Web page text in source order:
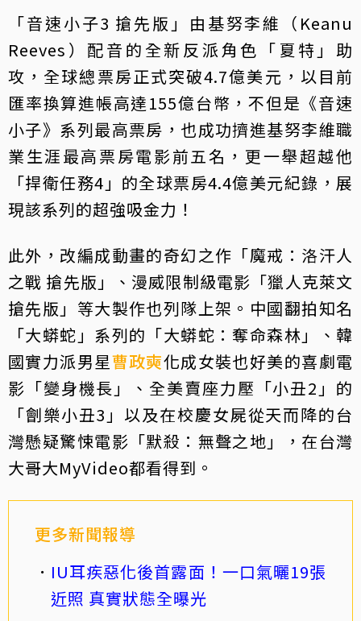
「音速小子3 搶先版」由基努李維（Keanu
Reeves）配音的全新反派角色「夏特」助
攻，全球總票房正式突破4.7億美元，以目前
匯率換算進帳高達155億台幣，不但是《音速
小子》系列最高票房，也成功擠進基努李維職
業生涯最高票房電影前五名，更一舉超越他
「捍衛任務4」的全球票房4.4億美元紀錄，展
現該系列的超強吸金力！
此外，改編成動畫的奇幻之作「魔戒：洛汗人
之戰 搶先版」、漫威限制級電影「獵人克萊文
搶先版」等大製作也列隊上架。中國翻拍知名
「大蟒蛇」系列的「大蟒蛇：奪命森林」、韓
國實力派男星曹政奭化成女裝也好美的喜劇電
影「變身機長」、全美賣座力壓「小丑2」的
「劊樂小丑3」以及在校慶女屍從天而降的台
灣懸疑驚悚電影「默殺：無聲之地」，在台灣
大哥大MyVideo都看得到。
更多新聞報導
IU耳疾惡化後首露面！一口氣曬19張
近照 真實狀態全曝光